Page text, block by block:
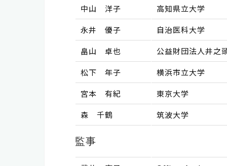
中山 洋子
高知県立大学
永井 優子
自治医科大学
畠山 卓也
公益財団法人井之
松下 年子
横浜市立大学
宮本 有紀
東京大学
森 千鶴
筑波大学
監事